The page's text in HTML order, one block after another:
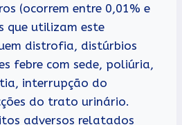
(ocorrem entre 0,01% e
que utilizam este
distrofia, distúrbios
febre com sede, poliúria,
interrupção do
do trato urinário.
adversos relatados